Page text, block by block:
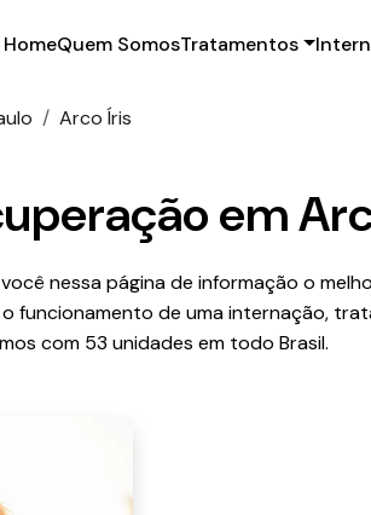
HomeQuem SomosTratamentos
Arco Íris
em
nessa página de informação o
funcionamento de uma internação,
com 53 unidades em todo Brasil.